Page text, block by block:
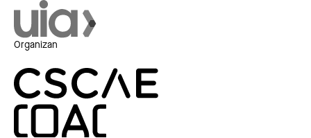
Organizan